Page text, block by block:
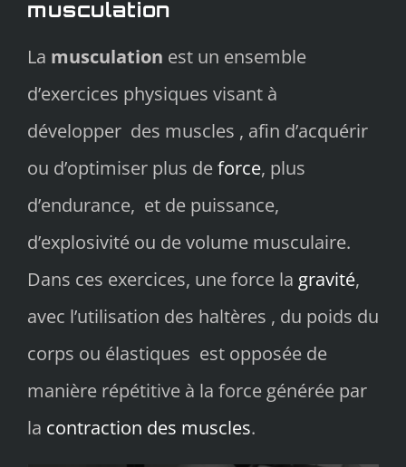
musculation
La musculation est un ensemble
d’exercices physiques visant à
développer des muscles , afin d’acquérir
ou d’optimiser plus deforce, plus
d’endurance, et de puissance,
d’explosivité ou de volume musculaire.
Dans ces exercices, une force la gravité,
avec l’utilisation des haltères , du poids du
corps ou élastiques est opposée de
manière répétitive à la force générée par
la contraction des muscles.